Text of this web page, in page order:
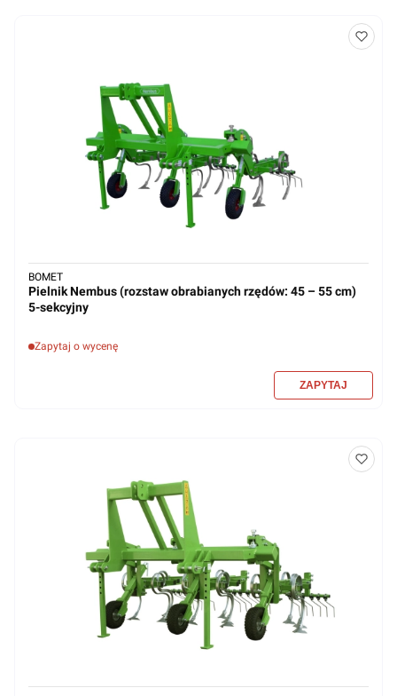
Pielnik Nembus (rozstaw obrabianych rzędów: 45 – 55 cm)
5-sekcyjny
Zapytaj o wycenę
BOMET